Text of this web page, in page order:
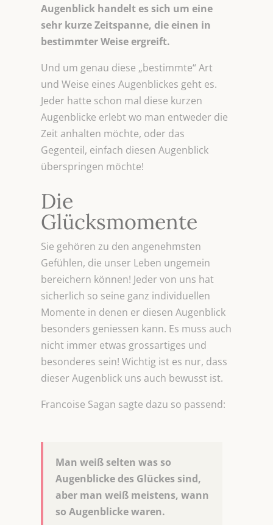
Augenblick handelt es sich um eine
sehr kurze Zeitspanne, die einen in
bestimmter Weise ergreift.
Und um genau diese „bestimmte“ Art
und Weise eines Augenblickes geht es.
Jeder hatte schon mal diese kurzen
Augenblicke erlebt wo man entweder die
Zeit anhalten möchte, oder das
Gegenteil, einfach diesen Augenblick
überspringen möchte!
Die
Glücksmomente
Sie gehören zu den angenehmsten
Gefühlen, die unser Leben ungemein
bereichern können! Jeder von uns hat
sicherlich so seine ganz individuellen
Momente in denen er diesen Augenblick
besonders geniessen kann. Es muss auch
nicht immer etwas grossartiges und
besonderes sein! Wichtig ist es nur, dass
dieser Augenblick uns auch bewusst ist.
Francoise Sagan sagte dazu so passend:
Man weiß selten was so
Augenblicke des Glückes sind,
aber man weiß meistens, wann
so Augenblicke waren.